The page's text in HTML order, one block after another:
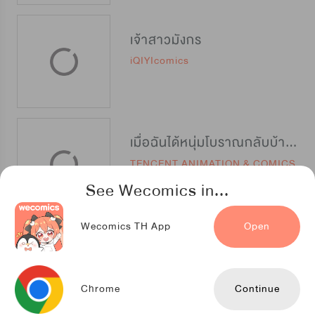
See Wecomics in...
Wecomics TH App Open
Chrome Continue
เจ้าสาวมังกร
iQIYIcomics
เมื่อฉันได้หนุ่มโบราณกลับบ้านมาช่วยขายของ
TENCENT ANIMATION & COMICS
นางสาวขยะ ขอชำระแค้น